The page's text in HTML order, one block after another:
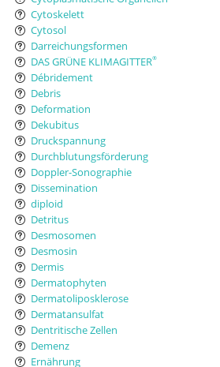
Cytoskelett
Cytosol
Darreichungsformen
DAS GRÜNE KLIMAGITTER®
Débridement
Debris
Deformation
Dekubitus
Druckspannung
Durchblutungsförderung
Doppler-Sonographie
Dissemination
diploid
Detritus
Desmosomen
Desmosin
Dermis
Dermatophyten
Dermatoliposklerose
Dermatansulfat
Dentritische Zellen
Demenz
Ernährung